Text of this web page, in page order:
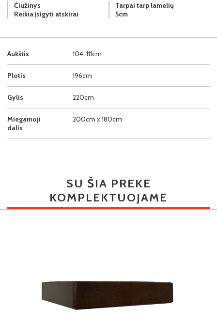
Aukštis 104-111cm
Plotis 196cm
Gylis 220cm
Miegamoji
dalis
200cm x 180cm
Čiužinys
Reikia įsigyti atskirai
Tarpai tarp lamelių
5cm
SU ŠIA PREKE
KOMPLEKTUOJAME